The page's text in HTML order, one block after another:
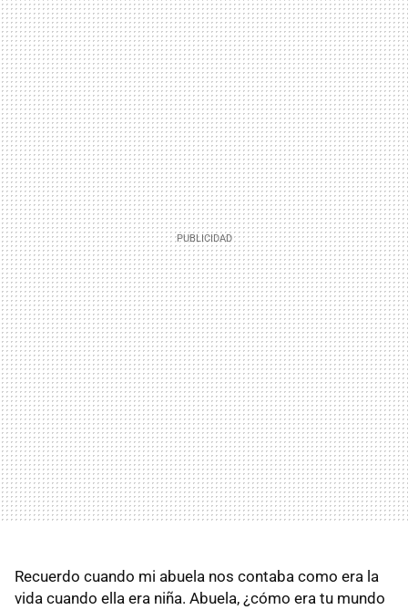
Recuerdo cuando mi abuela nos contaba como era la
vida cuando ella era niña. Abuela, ¿cómo era tu mundo